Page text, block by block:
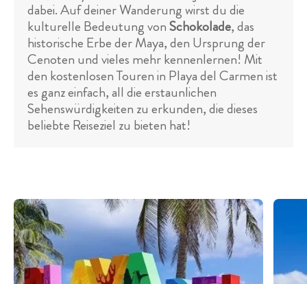
dabei. Auf deiner Wanderung wirst du die
kulturelle Bedeutung vonSchokolade, das
historische Erbe der Maya, den Ursprung der
Cenoten und vieles mehr kennenlernen! Mit
den kostenlosen Touren in Playa del Carmen ist
es ganz einfach, all die erstaunlichen
Sehenswürdigkeiten zu erkunden, die dieses
beliebte Reiseziel zu bieten hat!